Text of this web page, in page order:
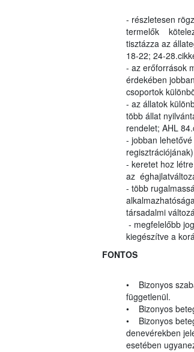
- részletesen
termelők
tisztázza az
18-22; 24-
- az erőforrások
érdekében
csoportok
- az állatok
több állat
rendelet; AHL
- jobban
- keretet hoz
az
- több
társadalmi
- megfelelőbb
kiegészítve a
FONTOS
• Bizonyos
függetlenül.
• Bizonyos
• Bizonyos
denevérekben
esetében